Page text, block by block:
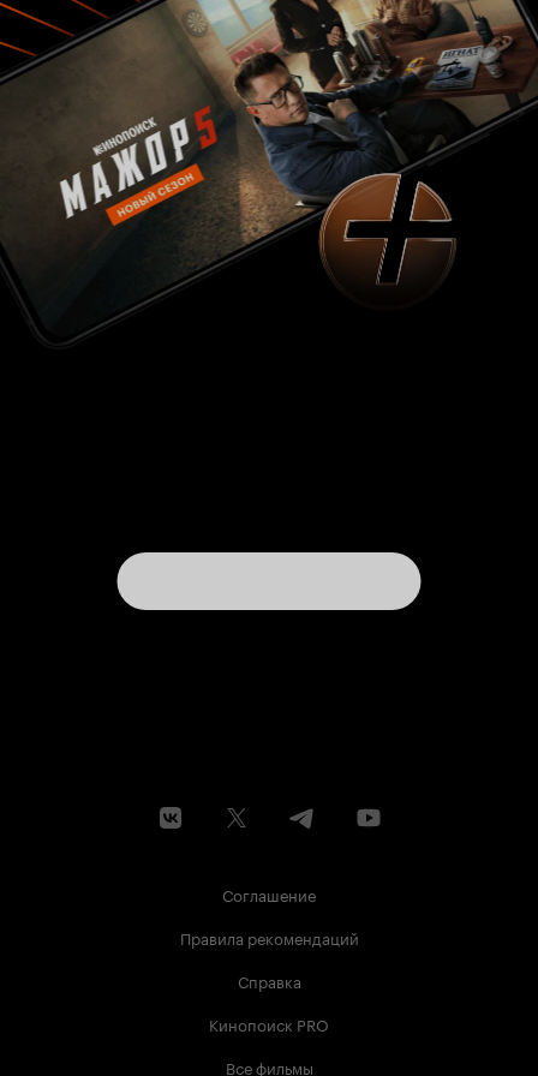
Соглашение
Правила рекомендаций
Справка
Кинопоиск PRO
Все фильмы